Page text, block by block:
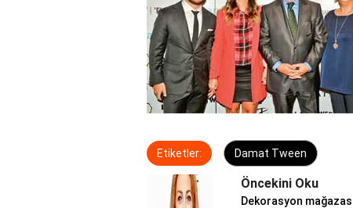
Etiketler: Damat Tween
Öncekini Oku
Dekorasyon